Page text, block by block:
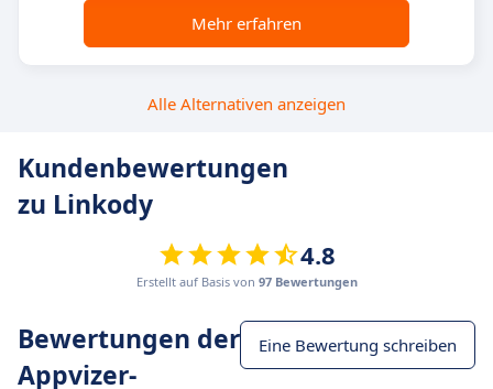
Mehr erfahren
Alle Alternativen anzeigen
Kundenbewertungen
zu Linkody
4.8
Erstellt auf Basis von 97 Bewertungen
Bewertungen der
Appvizer-
Eine Bewertung schreiben